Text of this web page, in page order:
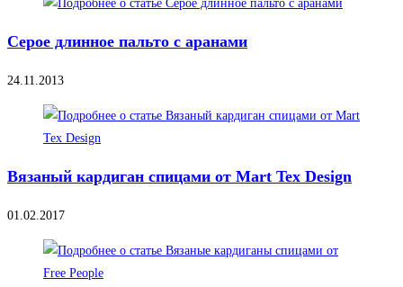
Серое длинное пальто с аранами
24.11.2013
Вязаный кардиган спицами от Mart Tex Design
01.02.2017